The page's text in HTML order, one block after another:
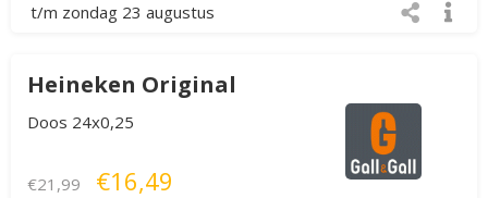
t/m zondag 23 augustus
Heineken Original
Doos 24x0,25
€21,99 €16,49